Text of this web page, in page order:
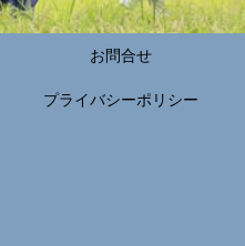
お問合せ
プライバシーポリシー